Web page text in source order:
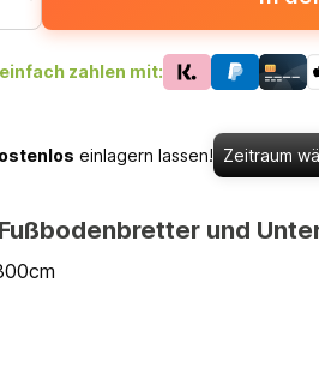
zahlen mit:
einlagern lassen! Zeitraum
und